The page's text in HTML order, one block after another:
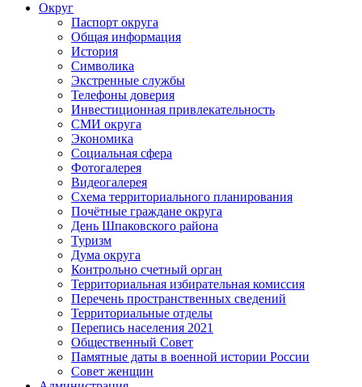
Округ
Паспорт округа
Общая информация
История
Символика
Экстренные службы
Телефоны доверия
Инвестиционная привлекательность
СМИ округа
Экономика
Социальная сфера
Фотогалерея
Видеогалерея
Схема территориального планирования
Почётные граждане округа
День Шпаковского района
Туризм
Дума округа
Контрольно счетный орган
Территориальная избирательная комиссия
Перечень пространственных сведений
Территориальные отделы
Перепись населения 2021
Общественный Совет
Памятные даты в военной истории России
Совет женщин